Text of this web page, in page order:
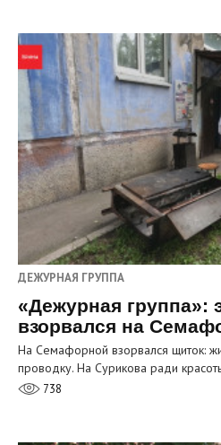
ДЕЖУРНАЯ ГРУППА
«Дежурная группа»:
взорвался на
На Семафорной взорвался щиток:
проводку. На Сурикова ради
738